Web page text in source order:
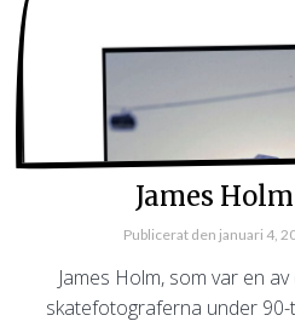
James
Publicerat den januari 4,
James Holm, som var en
skatefotograferna under